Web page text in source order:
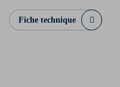
Fiche technique